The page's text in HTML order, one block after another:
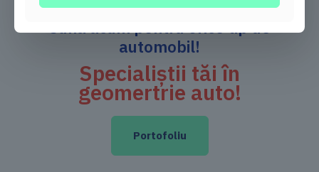
Sună acum pentru orice tip de
automobil!
Specialiștii tăi în
geomertrie auto!
Portofoliu